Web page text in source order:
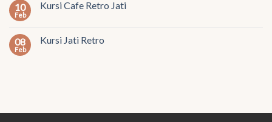
10
Feb
Kursi Cafe Retro Jati
08
Feb
Kursi Jati Retro